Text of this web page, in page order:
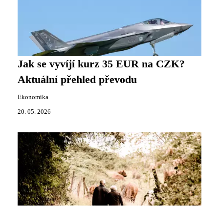
Jak se vyvíjí kurz 35 EUR na CZK?
Aktuální přehled převodu
Ekonomika
20. 05. 2026